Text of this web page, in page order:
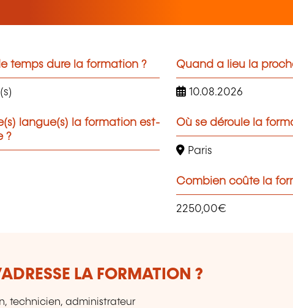
temps dure la formation ?
langue(s) la formation est-
?
Quand a lieu la
10.08.2026
Où se déroule la
Paris
Combien coûte la
2250,00€
LA FORMATION ?
technicien, administrateur